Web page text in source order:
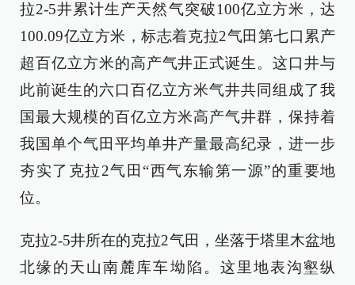
拉2-5井累计生产天然气突破100亿立方米，达
100.09亿立方米，标志着克拉2气田第七口累产
超百亿立方米的高产气井正式诞生。这口井与
此前诞生的六口百亿立方米气井共同组成了我
国最大规模的百亿立方米高产气井群，保持着
我国单个气田平均单井产量最高纪录，进一步
夯实了克拉2气田“西气东输第一源”的重要地
位。
克拉2-5井所在的克拉2气田，坐落于塔里木盆地
北缘的天山南麓库车坳陷。这里地表沟壑纵